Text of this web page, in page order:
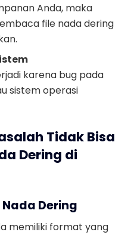
Anda, maka
file nada dering
karena bug pada
sistem operasi
Tidak Bisa
Dering di
Dering
memiliki format yang